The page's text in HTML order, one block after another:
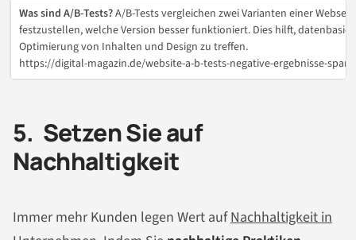
Was sind A/B-Tests?A/B-Tests vergleichen zwei Varianten einer
festzustellen, welche Version besser funktioniert. Dies hilft,
Optimierung von Inhalten und Design zu treffen.
https://digital-magazin.de/website-a-b-tests-negative-ergebnisse-
5. Setzen Sie auf
Nachhaltigkeit
Immer mehr Kunden legen Wert aufNachhaltigkeit in